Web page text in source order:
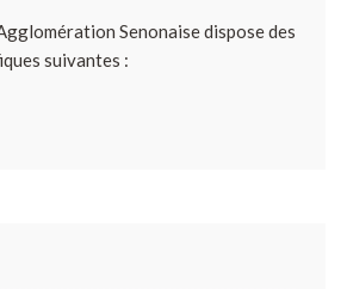
Senonaise dispose des
suivantes :